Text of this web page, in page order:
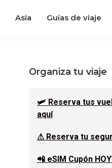
Asia Guías de viaje
Barra
lateral
principal
Organiza tu viaje
🛩 Reserva tus
aquí
⚠ Reserva tu
📲 eSIM Cupón